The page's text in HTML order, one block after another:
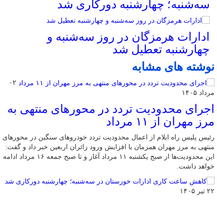
سه‌شنبه؛ چهارشنبه دورکاری شد
ادارات هرمزگان در روز سه‌شنبه و
چهارشنبه تعطیل شد
نوشته های مشابه
۰۲
مرداد ۱۴۰۵
اجرای محدودیت تردد در محورهای منتهی به
مرز مهران از ۱۱ مرداد
رئیس پلیس راه ایلام از اعمال محدودیت تردد خودروهای سنگین در محورهای
منتهی به مرز مهران همزمان با افزایش ورود زائران اربعین خبر داد و گفت:
این محدودیت‌ها از صبح یکشنبه ۱۱ مرداد آغاز و تا صبح جمعه ۱۶ مرداد ادامه
خواهد داشت.
۲۲ تیر ۱۴۰۵